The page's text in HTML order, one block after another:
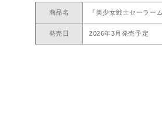
商品名 『美少女戦士セーラー
発売日 2026年3月発売予定